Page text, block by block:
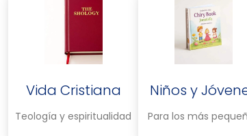
Vida Cristiana
Teología y espiritualidad
Niños y
Para los más